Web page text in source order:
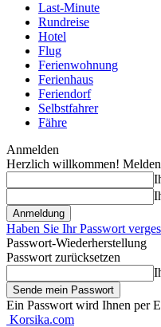
Last-Minute
Rundreise
Hotel
Flug
Ferienwohnung
Ferienhaus
Feriendorf
Selbstfahrer
Fähre
Anmelden
Herzlich willkommen! Melden
Haben Sie Ihr Passwort
Passwort-Wiederherstellung
Passwort zurücksetzen
Ein Passwort wird Ihnen per
Korsika.com